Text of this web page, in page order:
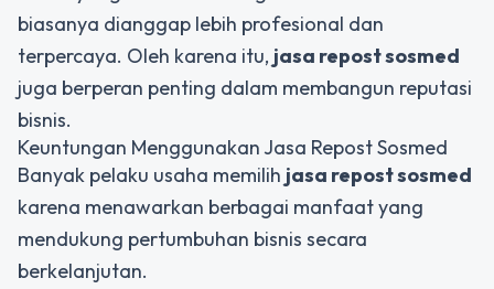
biasanya dianggap lebih profesional dan
terpercaya. Oleh karena itu, jasa repost sosmed
juga berperan penting dalam membangun reputasi
bisnis.
Keuntungan Menggunakan Jasa Repost Sosmed
Banyak pelaku usaha memilih jasa repost sosmed
karena menawarkan berbagai manfaat yang
mendukung pertumbuhan bisnis secara
berkelanjutan.